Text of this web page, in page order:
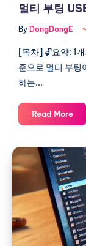
기
Ventoy
커
텀
방
법
멀티 부팅
By DongDongE
[목차] 🔓요약: 1
준으로 멀티 부팅
하는...
Read More멀
티
-
테
마
및
1
개
USB
로
멀